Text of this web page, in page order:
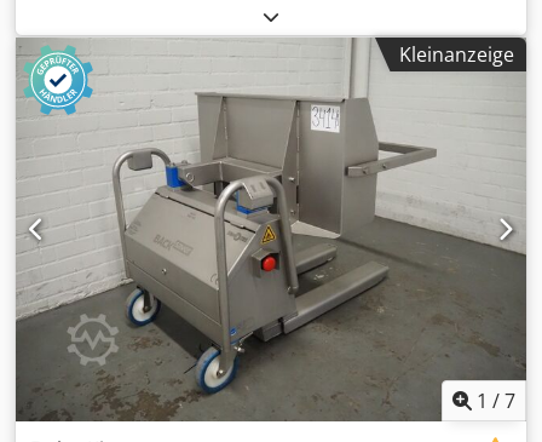
Edelstahltopf -Innenmaße: 375 mm -Tiefe: 310 mm Codpfx
Asb Uhmroikoha -Anzahl: 2 Stück vorhanden -Preis: pro
Stück -Abmessungen: 400/H310 mm -Gewicht: 2,4 kgKleinanzeige
1 /7